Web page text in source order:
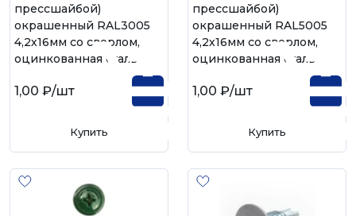
прессшайбой)
окрашенный RAL3005
4,2х16мм со сверлом,
оцинкованная сталь
1,00 ₽/шт
Купить
прессшайбой)
окрашенный RAL5005
4,2х16мм со сверлом,
оцинкованная сталь
1,00 ₽/шт
Купить